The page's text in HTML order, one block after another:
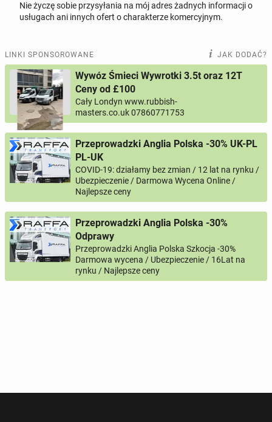
Odpowiedz na ofertę tego ogłoszenia
Imię i nazwisko
Twój email
Twój telefon
Numer telefon wg wzoru NR KIERUNKOWY KRAJU NR TELEFONU , np.:
+44 7123456789 lub +48
Nie życzę sobie przysyłania na mój adres żadnych informacji o
usługach ani innych ofert o charakterze komercyjnym.
LINKI SPONSOROWANE JAK DODAĆ?
Wywóz Śmieci Wywrotki 3.5t oraz 12T
Ceny od £100
Cały Londyn www.rubbish-
masters.co.uk 07860771753
Przeprowadzki Anglia Polska -30% UK-PL
PL-UK
COVID-19: działamy bez zmian / 12 lat na rynku /
Ubezpieczenie / Darmowa Wycena Online /
Najlepsze ceny
Przeprowadzki Anglia Polska -30%
Odprawy
Przeprowadzki Anglia Polska Szkocja -30%
Darmowa wycena / Ubezpieczenie / 16Lat na
rynku / Najlepsze ceny